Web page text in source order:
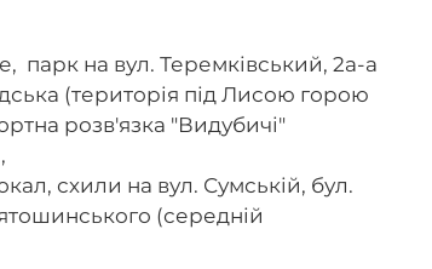
парк на вул. Теремківський, 2а-а
(територія під Лисою горою
розв'язка "Видубичі"
схили на вул. Сумській, бул.
(середній